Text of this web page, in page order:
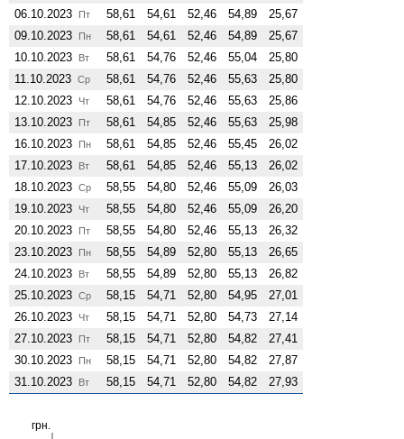
06.10.2023
Пт 58,61 54,61 52,46 54,89
25,67
09.10.2023
Пн 58,61 54,61 52,46 54,89
25,67
10.10.2023
Вт 58,61 54,76 52,46 55,04
25,80
11.10.2023 Ср 58,61 54,76 52,46 55,63
25,80
12.10.2023
Чт 58,61 54,76 52,46 55,63
25,86
13.10.2023
Пт 58,61 54,85 52,46 55,63
25,98
16.10.2023
Пн 58,61 54,85 52,46 55,45
26,02
17.10.2023
Вт 58,61 54,85 52,46 55,13
26,02
18.10.2023 Ср 58,55 54,80 52,46 55,09
26,03
19.10.2023
Чт 58,55 54,80 52,46 55,09
26,20
20.10.2023
Пт 58,55 54,80 52,46 55,13
26,32
23.10.2023
Пн 58,55 54,89 52,80 55,13
26,65
24.10.2023
Вт 58,55 54,89 52,80 55,13
26,82
25.10.2023 Ср 58,15 54,71 52,80 54,95
27,01
26.10.2023
Чт 58,15 54,71 52,80 54,73
27,14
27.10.2023
Пт 58,15 54,71 52,80 54,82
27,41
30.10.2023
Пн 58,15 54,71 52,80 54,82
27,87
31.10.2023
Вт 58,15 54,71 52,80 54,82 27,93